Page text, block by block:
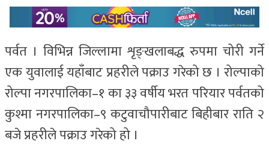
पर्वत । विभिन्न जिल्लामा शृङ्खलाबद्ध रुपमा चोरी गर्ने
एक युवालाई यहाँबाट प्रहरीले पक्राउ गरेको छ । रोल्पाको
रोल्पा नगरपालिका–१ का ३३ वर्षीय भरत परियार पर्वतको
कुश्मा नगरपालिका–९ कटुवाचौपारीबाट बिहीबार राति २
बजे प्रहरीले पक्राउ गरेको हो ।